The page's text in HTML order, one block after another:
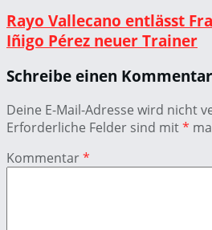
Rayo Vallecano entlässt
Iñigo Pérez neuer Trainer
Schreibe einen Kommentar
Deine E-Mail-Adresse wird nicht
Erforderliche Felder sind mit*
Kommentar*